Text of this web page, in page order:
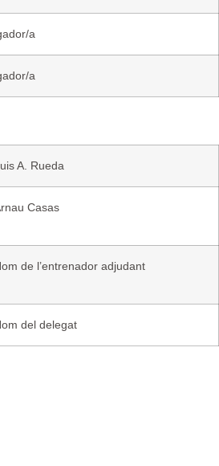
a
a
A. Rueda
Casas
de l’entrenador adjudant
del delegat